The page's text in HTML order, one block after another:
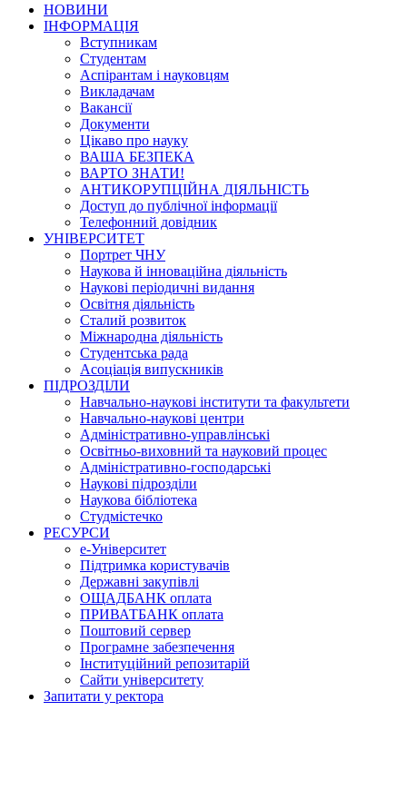
НОВИНИ
ІНФОРМАЦІЯ
Вступникам
Студентам
Аспірантам і науковцям
Викладачам
Вакансії
Документи
Цікаво про науку
ВАША БЕЗПЕКА
ВАРТО ЗНАТИ!
АНТИКОРУПЦІЙНА ДІЯЛЬНІСТЬ
Доступ до публічної інформації
Телефонний довідник
УНІВЕРСИТЕТ
Портрет ЧНУ
Наукова й інноваційна діяльність
Наукові періодичні видання
Освітня діяльність
Сталий розвиток
Міжнародна діяльність
Студентська рада
Асоціація випускників
ПІДРОЗДІЛИ
Навчально-наукові інститути та факультети
Навчально-наукові центри
Адміністративно-управлінські
Освітньо-виховний та науковий процес
Адміністративно-господарські
Наукові підрозділи
Наукова бібліотека
Студмістечко
РЕСУРСИ
е-Університет
Підтримка користувачів
Державні закупівлі
ОЩАДБАНК оплата
ПРИВАТБАНК оплата
Поштовий сервер
Програмне забезпечення
Інституційний репозитарій
Сайти університету
Запитати у ректора